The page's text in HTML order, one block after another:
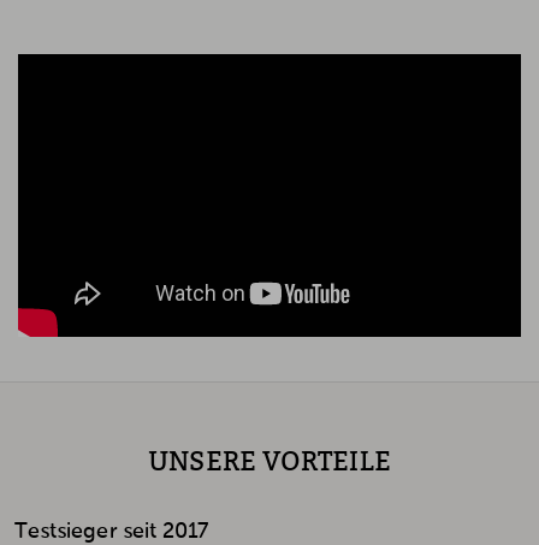
UNSERE VORTEILE
Testsieger seit 2017